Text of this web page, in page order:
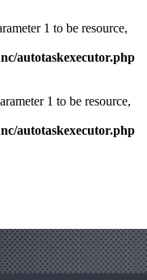
1 to be resource,
autotaskexecutor.php
1 to be resource,
autotaskexecutor.php